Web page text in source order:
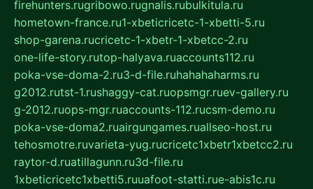
firehunters.rugribowo.rugnalis.rubulkitula.ru
hometown-france.ru1-xbeticricetc-1-xbetti-5.ru
shop-garena.rucricetc-1-xbetr-1-xbetcc-2.ru
one-life-story.rutop-halyava.ruaccounts112.ru
poka-vse-doma-2.ru3-d-file.ruhahahaharms.ru
g2012.rutst-1.rushaggy-cat.ruopsmgr.ruev-gallery.ru
g-2012.ruops-mgr.ruaccounts-112.rucsm-demo.ru
poka-vse-doma2.ruairgungames.ruallseo-host.ru
tehosmotre.ruvarieta-yug.rucricetc1xbetr1xbetcc2.ru
raytor-d.ruatillagunn.ru3d-file.ru
1xbeticricetc1xbetti5.ruuafoot-statti.rue-abis1c.ru